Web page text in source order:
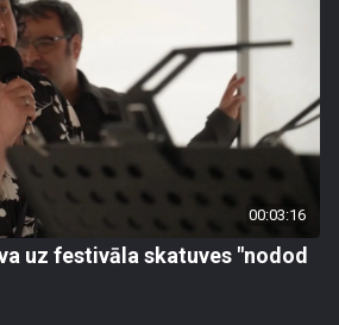
00:03:16
uz festivāla skatuves "nodod